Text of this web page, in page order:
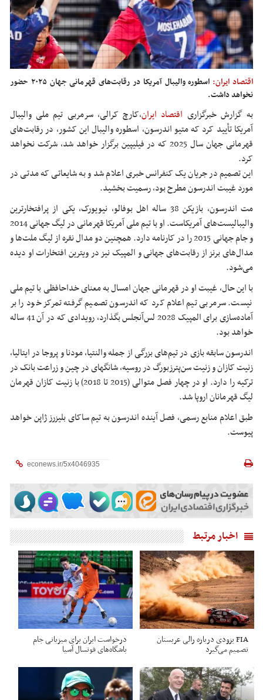
اقتصاد ایران:
اسطوره والیبال آمریکا در رقابت‌های قهرمانی جهان ۲۰۲۵ حضور
نخواهد داشت.
به گزارش خبرگزاری اقتصاد ایران،کارچ کرالی، سرمربی تیم ملی والیبال
آمریکا تأیید کرد که متیو اندرسون، اسطوره والیبال این کشور، در رقابت‌های
قهرمانی جهان سال 2025 که در فیلیپین برگزار خواهد شد، شرکت نخواهد
کرد.
این تصمیم در جریان یک کنفرانس خبری اعلام شد و به شایعاتی که مدتی در
مورد غیبت اندرسون مطرح بود، رسمیت بخشید.
مت اندرسون، بازیکن 38 ساله اهل بوفالو، نیویورک، یکی از پرافتخارترین
والیبالیست‌های آمریکاست. او با تیم ملی آمریکا قهرمانی در لیگ جهانی 2014
و جام جهانی 2015 را در کارنامه دارد. همچنین دو مدال نقره از لیگ ملت‌ها و
مدال‌های برنز از رقابت‌های جهانی و المپیک نیز در ویترین افتخارات او دیده
می‌شود.
با این حال، غیبت او در قهرمانی جهان امسال به معنای خداحافظی با تیم ملی
نیست. سرمربی تیم اعلام کرد که اندرسون تصمیم گرفته تمرکز خود را بر
آماده‌سازی برای المپیک 2028 لس‌آنجلس بگذارد، رویدادی که در آن 41 ساله
خواهد بود.
اندرسون سابقه بازی در تیم‌های بزرگی از جمله والنتیا، مودنا و پروجا در ایتالیا،
زنیت کازان و زنیت سن‌پترزبورگ در روسیه، شانگهای در چین و زراعت بانک در
ترکیه را دارد. او در چهار فصل متوالی (2015 تا 2018) با زنیت کازان قهرمان
لیگ قهرمانان اروپا شد.
طبق اعلام منابع رسمی، فصل آینده اندرسون به تیم ساکای بلیزرز ژاپن خواهد
پیوست.
اخبار مرتبط
FIA یزودی درباره رالی عربستان
تصمیم می‌گیرد
درخواست ایران برای میزبانی جام
باشگاه‌های فوتسال آسیا